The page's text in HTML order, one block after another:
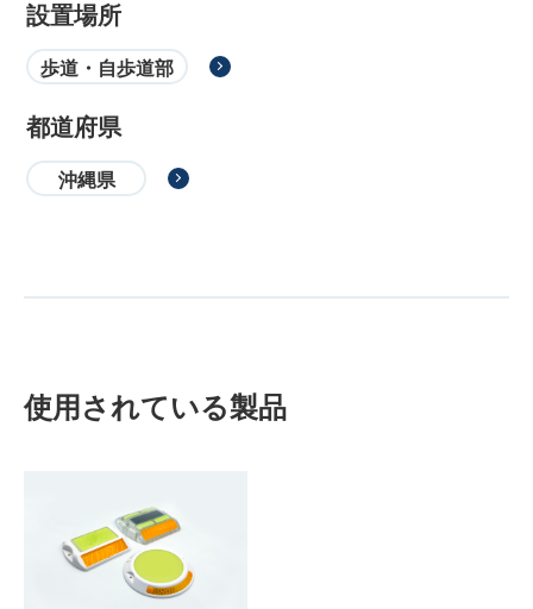
内
設置場所
歩道・自歩道部
都道府県
沖縄県
使用されている製品